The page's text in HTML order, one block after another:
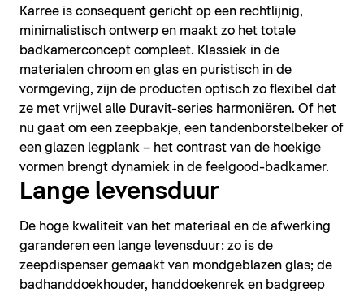
Karree is consequent gericht op een rechtlijnig,
minimalistisch ontwerp en maakt zo het totale
badkamerconcept compleet. Klassiek in de
materialen chroom en glas en puristisch in de
vormgeving, zijn de producten optisch zo flexibel dat
ze met vrijwel alle Duravit-series harmoniëren. Of het
nu gaat om een zeepbakje, een tandenborstelbeker of
een glazen legplank – het contrast van de hoekige
vormen brengt dynamiek in de feelgood-badkamer.
Lange levensduur
De hoge kwaliteit van het materiaal en de afwerking
garanderen een lange levensduur: zo is de
zeepdispenser gemaakt van mondgeblazen glas; de
badhanddoekhouder, handdoekenrek en badgreep